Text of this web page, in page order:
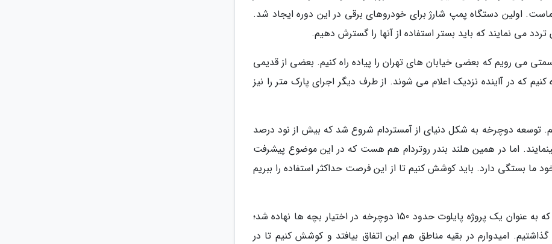
اولین دستگاه پمپ شارژ برای خودروهای برقی در این دوره ایجاد شد.
می نمایند که باید بستر استفاده از آنها را گسترش دهیم.
می رویم که بعضی خیابان های تهران را پیاده راه کنیم. بعضی از قدیمی
که در آاینده نزدیک اعلام می شوند. از طرف دیگر اجرای پارک متر را نیز
توسعه دوچرخه به شکل دنیای از آمستردام شروع شد که بیش از نود درصد
اما در همین هلند بندر روتردام هم هست که در این موضوع پیشرفت
بستگی دارد. باید کوشش کنیم تا از این فرصت حداکثر استفاده را ببریم
او اضافه کرد: من امروز صبح از مدرسه ای آمدم که به عنوان یک پروژه پایلوت حدود 150 دوچرخه در اختیار بچه ها نهاده شد؛
امیدوارم در بقیه مناطق هم این اتفاق بیافتد و کوشش کنیم تا در